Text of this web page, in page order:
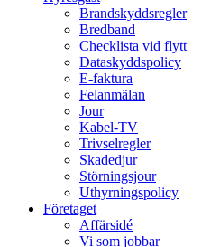
Brandskyddsregler
Bredband
Checklista vid flytt
Dataskyddspolicy
E-faktura
Felanmälan
Jour
Kabel-TV
Trivselregler
Skadedjur
Störningsjour
Uthyrningspolicy
Företaget
Affärsidé
Vi som jobbar